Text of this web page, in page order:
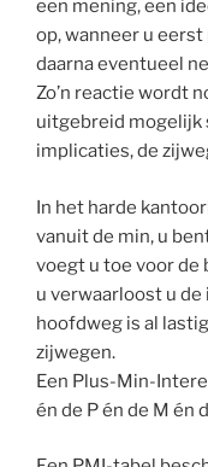
een mening, een
op, wanneer u
daarna eventueel
Zo’n reactie wordt
uitgebreid mogelijk
implicaties, de
In het harde
vanuit de min, u
voegt u toe voor de
u verwaarloost u
hoofdweg is al
zijwegen.
Een Plus-Min-
én de P én de M én